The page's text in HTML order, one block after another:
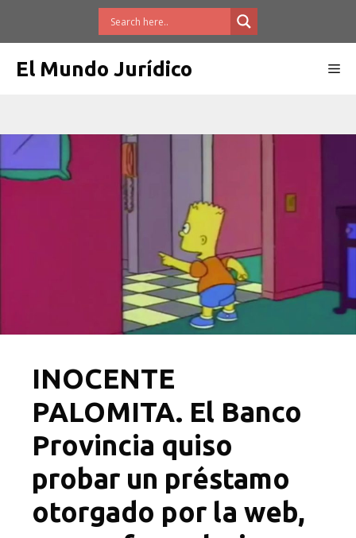
El Mundo Jurídico
INOCENTE
PALOMITA. El Banco
Provincia quiso
probar un préstamo
otorgado por la web,